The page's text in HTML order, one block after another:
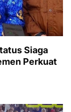
Siaga
Perkuat